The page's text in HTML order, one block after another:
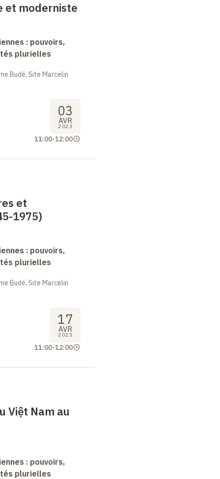
et moderniste
: pouvoirs,
plurielles
Budé, Site Marcelin
03
AVR
2023
11:00-12:00
et
1975)
: pouvoirs,
plurielles
Budé, Site Marcelin
17
AVR
2023
11:00-12:00
Việt Nam au
: pouvoirs,
plurielles